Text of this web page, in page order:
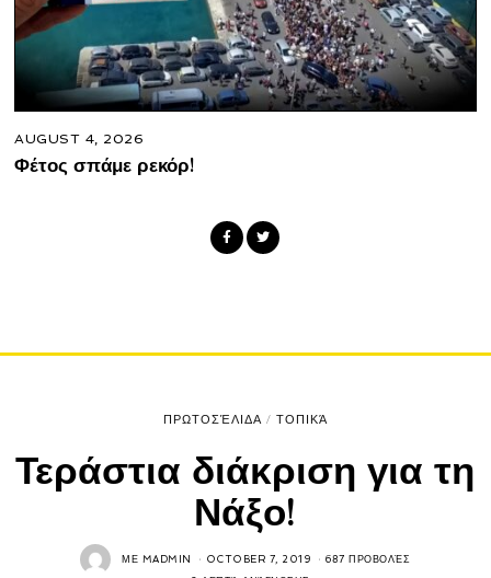
AUGUST 4, 2026
Φέτος σπάμε ρεκόρ!
ΠΡΩΤΟΣΈΛΙΔΑ / ΤΟΠΙΚΆ
Τεράστια διάκριση για τη
Νάξο!
ΜΕ MADMIN OCTOBER 7, 2019 687 ΠΡΟΒΟΛΈΣ